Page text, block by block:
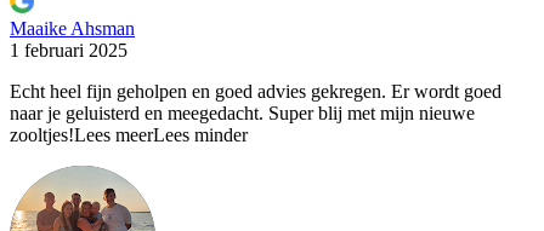
Maaike Ahsman
1 februari 2025
Echt heel fijn geholpen en goed advies gekregen. Er wordt goed
naar je geluisterd en meegedacht. Super blij met mijn nieuwe
zooltjes!Lees meerLees minder